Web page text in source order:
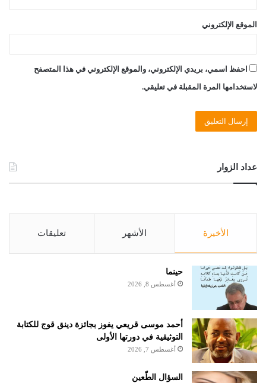
الموقع الإلكتروني
احفظ اسمي، بريدي الإلكتروني، والموقع الإلكتروني في هذا المتصفح
لاستخدامها المرة المقبلة في تعليقي.
عداد الزوار
الأخيرة الأشهر تعليقات
حينما
أغسطس 8, 2026
أحمد موسى قريعي يفوز بجائزة دينق قوج للكتابة
التوثيقية في دورتها الأولى
أغسطس 7, 2026
السؤال الطّعين